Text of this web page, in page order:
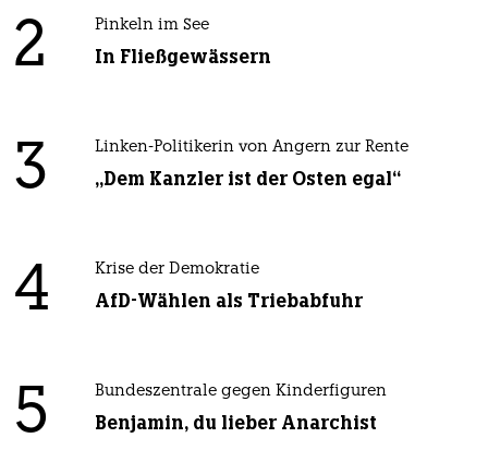
2 Pinkeln im See
In Fließgewässern
3 Linken-Politikerin von Angern zur Rente
„Dem Kanzler ist der Osten egal“
4 Krise der Demokratie
AfD-Wählen als Triebabfuhr
5 Bundeszentrale gegen Kinderfiguren
Benjamin, du lieber Anarchist